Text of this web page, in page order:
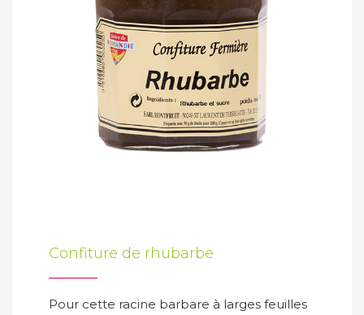
Confiture de rhubarbe
Pour cette racine barbare à larges feuilles